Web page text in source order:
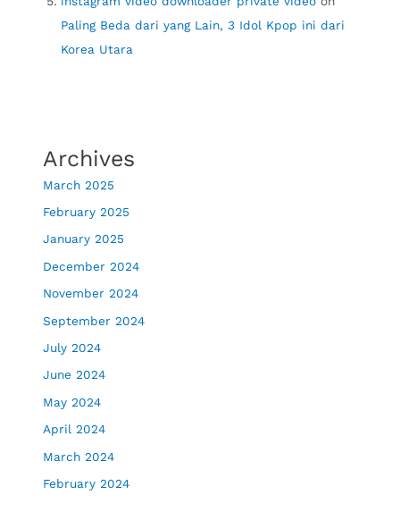
Paling Beda dari yang Lain, 3 Idol Kpop ini dari
Korea Utara
Archives
March 2025
February 2025
January 2025
December 2024
November 2024
September 2024
July 2024
June 2024
May 2024
April 2024
March 2024
February 2024